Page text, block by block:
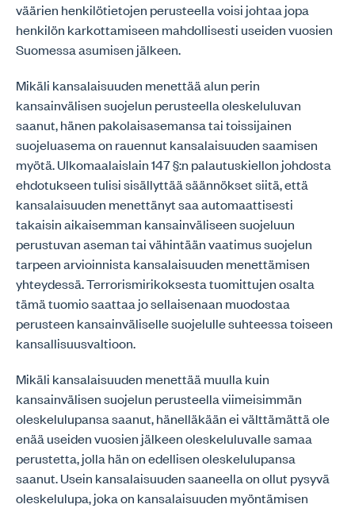
väärien henkilötietojen perusteella voisi johtaa jopa
henkilön karkottamiseen mahdollisesti useiden vuosien
Suomessa asumisen jälkeen.
Mikäli kansalaisuuden menettää alun perin
kansainvälisen suojelun perusteella oleskeluluvan
saanut, hänen pakolaisasemansa tai toissijainen
suojeluasema on rauennut kansalaisuuden saamisen
myötä. Ulkomaalaislain 147 §:n palautuskiellon johdosta
ehdotukseen tulisi sisällyttää säännökset siitä, että
kansalaisuuden menettänyt saa automaattisesti
takaisin aikaisemman kansainväliseen suojeluun
perustuvan aseman tai vähintään vaatimus suojelun
tarpeen arvioinnista kansalaisuuden menettämisen
yhteydessä. Terrorismirikoksesta tuomittujen osalta
tämä tuomio saattaa jo sellaisenaan muodostaa
perusteen kansainväliselle suojelulle suhteessa toiseen
kansallisuusvaltioon.
Mikäli kansalaisuuden menettää muulla kuin
kansainvälisen suojelun perusteella viimeisimmän
oleskelulupansa saanut, hänelläkään ei välttämättä ole
enää useiden vuosien jälkeen oleskeluluvalle samaa
perustetta, jolla hän on edellisen oleskelulupansa
saanut. Usein kansalaisuuden saaneella on ollut pysyvä
oleskelulupa, joka on kansalaisuuden myöntämisen